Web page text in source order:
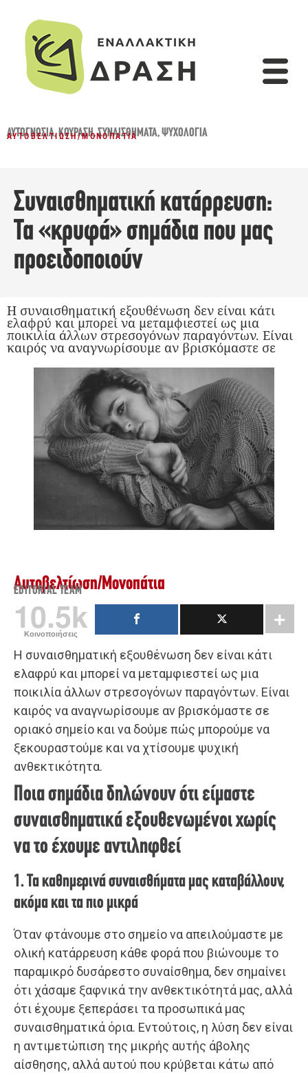
ΑΥΤΟΓΝΩΣΊΑ,ΚΟΎΡΑΣΗ,ΣΥΝΑΙΣΘΉΜΑΤΑ,ΨΥΧΟΛΟΓΊΑ
ΑΥΤΟΒΕΛΤΊΩΣΗ/ΜΟΝΟΠΆΤΙΑ
Συναισθηματική κατάρρευση:
Τα «κρυφά» σημάδια που μας
προειδοποιούν
Η συναισθηματική εξουθένωση δεν είναι κάτι
ελαφρύ και μπορεί να μεταμφιεστεί ως μια
ποικιλία άλλων στρεσογόνων παραγόντων. Είναι
καιρός να αναγνωρίσουμε αν βρισκόμαστε σε
Αυτοβελτίωση/Μονοπάτια
EDITORIAL TEAM
10.5k
Κοινοποιήσεις
Η συναισθηματική εξουθένωση δεν είναι κάτι
ελαφρύ και μπορεί να μεταμφιεστεί ως μια
ποικιλία άλλων στρεσογόνων παραγόντων. Είναι
καιρός να αναγνωρίσουμε αν βρισκόμαστε σε
οριακό σημείο και να δούμε πώς μπορούμε να
ξεκουραστούμε και να χτίσουμε ψυχική
ανθεκτικότητα.
Ποια σημάδια δηλώνουν ότι είμαστε
συναισθηματικά εξουθενωμένοι χωρίς
να το έχουμε αντιληφθεί
1. Τα καθημερινά συναισθήματα μας καταβάλλουν,
ακόμα και τα πιο μικρά
Όταν φτάνουμε στο σημείο να απειλούμαστε με
ολική κατάρρευση κάθε φορά που βιώνουμε το
παραμικρό δυσάρεστο συναίσθημα, δεν σημαίνει
ότι χάσαμε ξαφνικά την ανθεκτικότητά μας, αλλά
ότι έχουμε ξεπεράσει τα προσωπικά μας
συναισθηματικά όρια. Εντούτοις, η λύση δεν είναι
η αντιμετώπιση της μικρής αυτής άβολης
αίσθησης, αλλά αυτού που κρύβεται κάτω από